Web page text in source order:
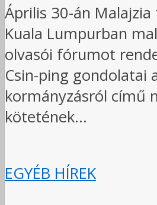
Április 30-án
Kuala Lumpurban
olvasói fórumot
Csin-ping gondolatai
kormányzásról című
kötetének...
EGYÉB HÍREK